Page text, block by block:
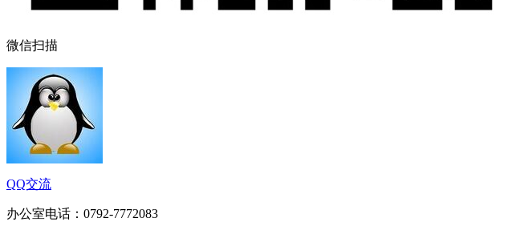
微信扫描
QQ交流
办公室电话：0792-7772083